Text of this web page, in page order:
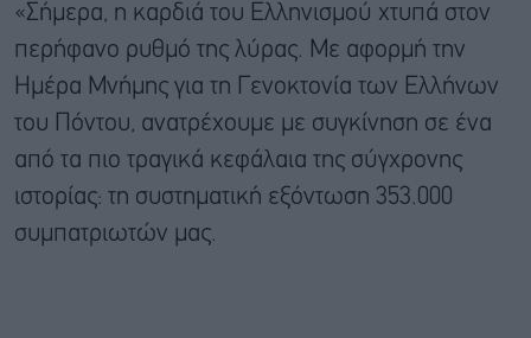
«Σήμερα, η καρδιά του Ελληνισμού χτυπά στον
περήφανο ρυθμό της λύρας. Με αφορμή την
Ημέρα Μνήμης για τη Γενοκτονία των Ελλήνων
του Πόντου, ανατρέχουμε με συγκίνηση σε ένα
από τα πιο τραγικά κεφάλαια της σύγχρονης
ιστορίας: τη συστηματική εξόντωση 353.000
συμπατριωτών μας.